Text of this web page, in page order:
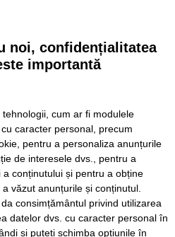
ilegal
astăzi, 8 august
serile de acasă, fără
patru pe mașini, la
noi, confidențialitatea
importantă
cum ar fi modulele
caracter personal, precum
pentru a personaliza anunțurile
de interesele dvs., pentru a
conținutului și pentru a obține
văzut anunțurile și conținutul.
consimțământul privind utilizarea
datelor dvs. cu caracter personal în
și puteți schimba opțiunile în